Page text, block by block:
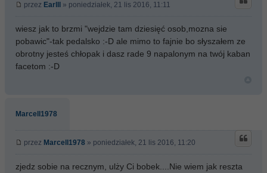
przez Earlll » poniedziałek, 21 lis 2016, 11:11
wiesz jak to brzmi "wejdzie tam dziesięć osob,mozna sie
pobawic"-tak pedalsko :-D ale mimo to fajnie bo słyszałem ze
obrotny jesteś chłopak i dasz rade 9 napalonym na twój kaban
facetom :-D
Marcell1978
przez Marcell1978 » poniedziałek, 21 lis 2016, 11:20
zjedz sobie na recznym, ulży Ci bobek....Nie wiem jak reszta